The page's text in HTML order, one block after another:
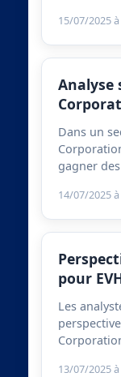
15/07/2025
Analyse
Dans un
gagner
14/07/2025
pour
Les
13/07/2025